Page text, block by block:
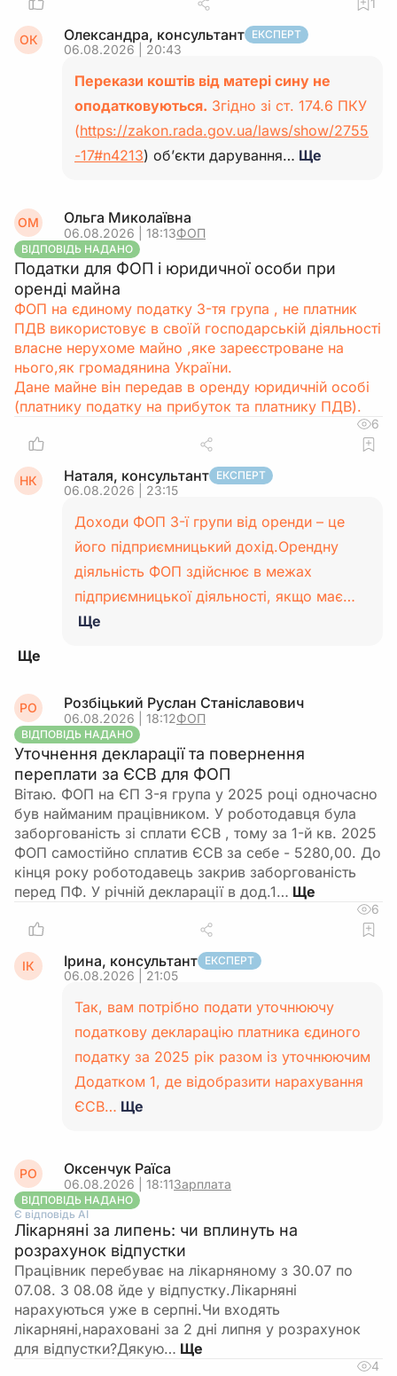
1
ОК Олександра, консультант ЕКСПЕРТ
06.08.2026 | 20:43
Перекази коштів від матері сину не
оподатковуються. Згідно зі ст. 174.6 ПКУ
(https://zakon.rada.gov.ua/laws/show/2755
-17#n4213) об’єкти дарування… Ще
ОМ Ольга Миколаївна
06.08.2026 | 18:13ФОП
ВІДПОВІДЬ НАДАНО
Податки для ФОП і юридичної особи при
оренді майна
ФОП на єдиному податку 3-тя група , не платник
ПДВ використовує в своїй господарській діяльності
власне нерухоме майно ,яке зареєстроване на
нього,як громадянина України.
Дане майне він передав в оренду юридичній особі
(платнику податку на прибуток та платнику ПДВ).
6
НК Наталя, консультант ЕКСПЕРТ
06.08.2026 | 23:15
Доходи ФОП 3-ї групи від оренди – це
його підприємницький дохід.Орендну
діяльність ФОП здійснює в межах
підприємницької діяльності, якщо має…
Ще
РО Розбіцький Руслан Станіславович
06.08.2026 | 18:12ФОП
ВІДПОВІДЬ НАДАНО
Уточнення декларації та повернення
переплати за ЄСВ для ФОП
Вітаю. ФОП на ЄП 3-я група у 2025 році одночасно
був найманим працівником. У роботодавця була
заборгованість зі сплати ЄСВ , тому за 1-й кв. 2025
ФОП самостійно сплатив ЄСВ за себе - 5280,00. До
кінця року роботодавець закрив заборгованість
перед ПФ. У річній декларації в дод.1…
6
ІК Ірина, консультант ЕКСПЕРТ
06.08.2026 | 21:05
Так, вам потрібно подати уточнюючу
податкову декларацію платника єдиного
податку за 2025 рік разом із уточнюючим
Додатком 1, де відобразити нарахування
ЄСВ… Ще
РО Оксенчук Раїса
06.08.2026 | 18:11Зарплата
ВІДПОВІДЬ НАДАНО
Є відповідь АІ
Лікарняні за липень: чи вплинуть на
розрахунок відпустки
Працівник перебуває на лікарняному з 30.07 по
07.08. З 08.08 йде у відпустку.Лікарняні
нарахуються уже в серпні.Чи входять
лікарняні,нараховані за 2 дні липня у розрахунок
для відпустки?Дякую…
4